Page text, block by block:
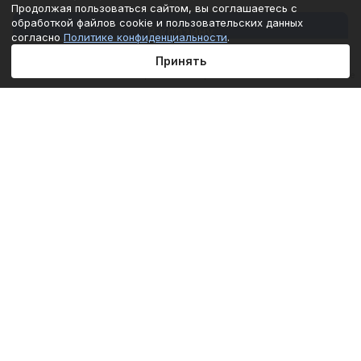
В корзину
Сравнение
Продолжая пользоваться сайтом, вы соглашаетесь с
обработкой файлов cookie и пользовательских данных
согласно Политике конфиденциальности.
Принять